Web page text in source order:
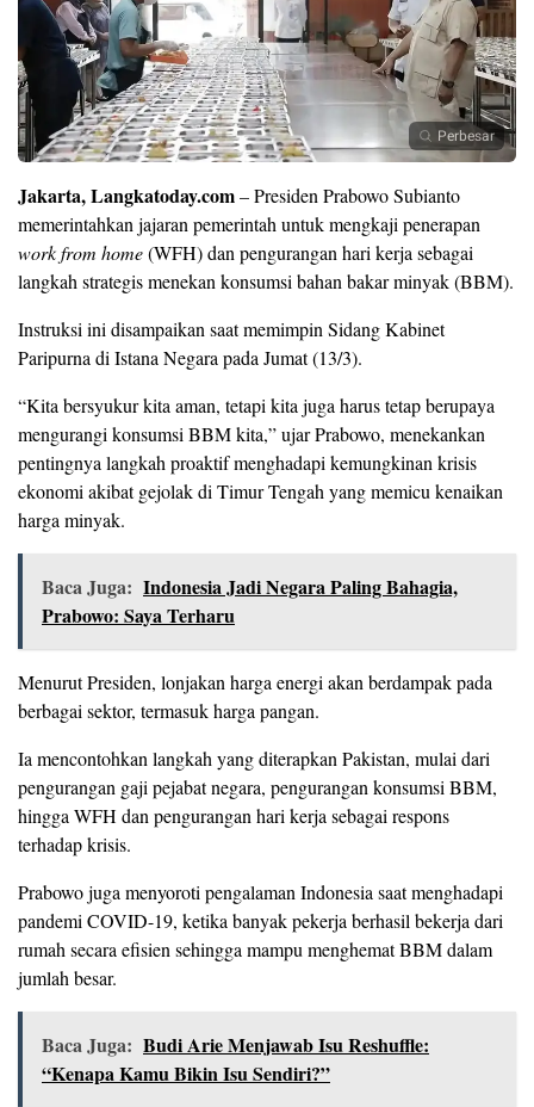
Perbesar
Jakarta, Langkatoday.com– Presiden Prabowo Subianto
memerintahkan jajaran pemerintah untuk mengkaji penerapan
work from home(WFH) dan pengurangan hari kerja sebagai
langkah strategis menekan konsumsi bahan bakar minyak (BBM).
Instruksi ini disampaikan saat memimpin Sidang Kabinet
Paripurna di Istana Negara pada Jumat (13/3).
“Kita bersyukur kita aman, tetapi kita juga harus tetap berupaya
mengurangi konsumsi BBM kita,” ujar Prabowo, menekankan
pentingnya langkah proaktif menghadapi kemungkinan krisis
ekonomi akibat gejolak di Timur Tengah yang memicu kenaikan
harga minyak.
Baca Juga: Indonesia Jadi Negara Paling Bahagia,
Prabowo: Saya Terharu
Menurut Presiden, lonjakan harga energi akan berdampak pada
berbagai sektor, termasuk harga pangan.
Ia mencontohkan langkah yang diterapkan Pakistan, mulai dari
pengurangan gaji pejabat negara, pengurangan konsumsi BBM,
hingga WFH dan pengurangan hari kerja sebagai respons
terhadap krisis.
Prabowo juga menyoroti pengalaman Indonesia saat menghadapi
pandemi COVID-19, ketika banyak pekerja berhasil bekerja dari
rumah secara efisien sehingga mampu menghemat BBM dalam
jumlah besar.
Baca Juga: Budi Arie Menjawab Isu Reshuffle:
“Kenapa Kamu Bikin Isu Sendiri?”